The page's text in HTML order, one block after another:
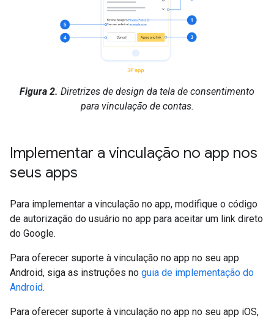
Figura 2. Diretrizes de design da tela de consentimento
para vinculação de contas.
Implementar a vinculação no app nos
seus apps
Para implementar a vinculação no app, modifique o código
de autorização do usuário no app para aceitar um link direto
do Google.
Para oferecer suporte à vinculação no app no seu app
Android, siga as instruções no guia de implementação do
Android.
Para oferecer suporte à vinculação no app no seu app iOS,